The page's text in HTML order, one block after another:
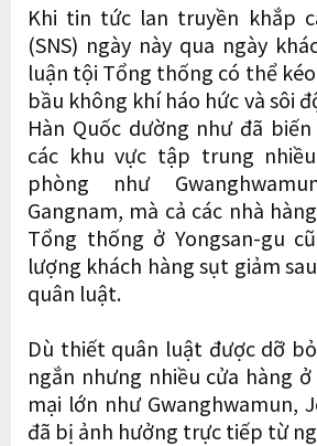
Khi tin tức lan truyền khắp
(SNS) ngày này qua ngày
luận tội Tổng thống có thể
bầu không khí háo hức và sôi
Hàn Quốc dường như đã
các khu vực tập trung
phòng như
Gangnam, mà cả các nhà
Tổng thống ở Yongsan-gu
lượng khách hàng sụt giảm
quân luật.
Dù thiết quân luật được dỡ
ngắn nhưng nhiều cửa hàng
mại lớn như Gwanghwamun,
đã bị ảnh hưởng trực tiếp từ